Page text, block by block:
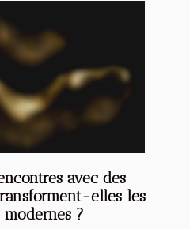
avec des
elles les
?